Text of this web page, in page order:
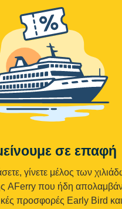
σε επαφή
γίνετε μέλος των
AFerry που ήδη
προσφορές Early Bird και